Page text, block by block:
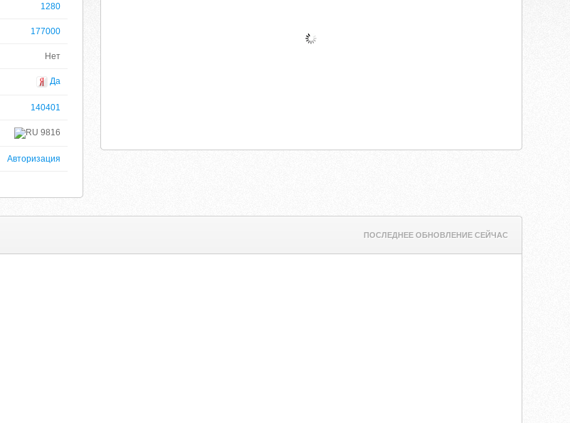
1280
177000
Нет
Да
140401
9816
Авторизация
ПОСЛЕДНЕЕ ОБНОВЛЕНИЕ СЕЙЧАС